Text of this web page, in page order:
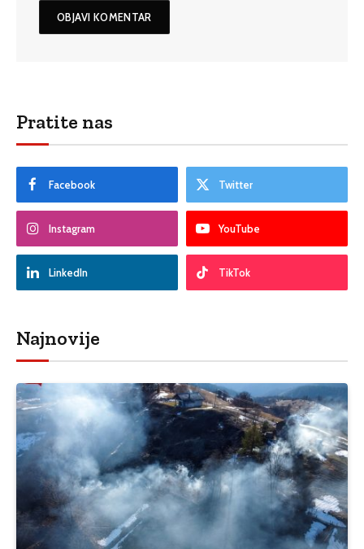
Pratite nas
Facebook Twitter
Instagram YouTube
LinkedIn TikTok
Najnovije